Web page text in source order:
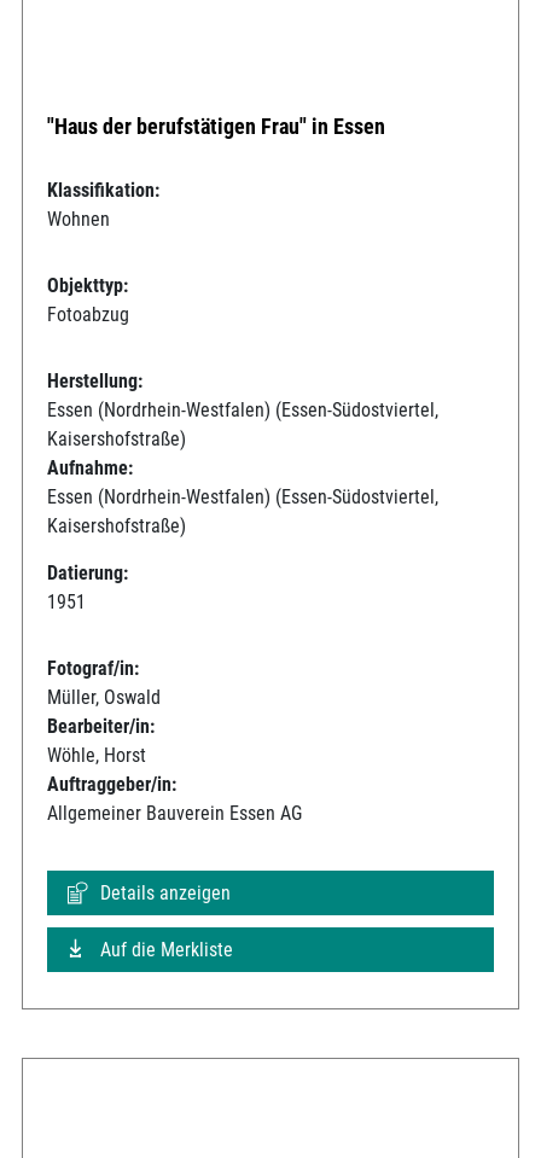
"Haus der berufstätigen Frau" in Essen
Klassifikation:
Wohnen
Objekttyp:
Fotoabzug
Herstellung:
Essen (Nordrhein-Westfalen) (Essen-Südostviertel,
Kaisershofstraße)
Aufnahme:
Essen (Nordrhein-Westfalen) (Essen-Südostviertel,
Kaisershofstraße)
Datierung:
1951
Fotograf/in:
Müller, Oswald
Bearbeiter/in:
Wöhle, Horst
Auftraggeber/in:
Allgemeiner Bauverein Essen AG
Details anzeigen
Auf die Merkliste